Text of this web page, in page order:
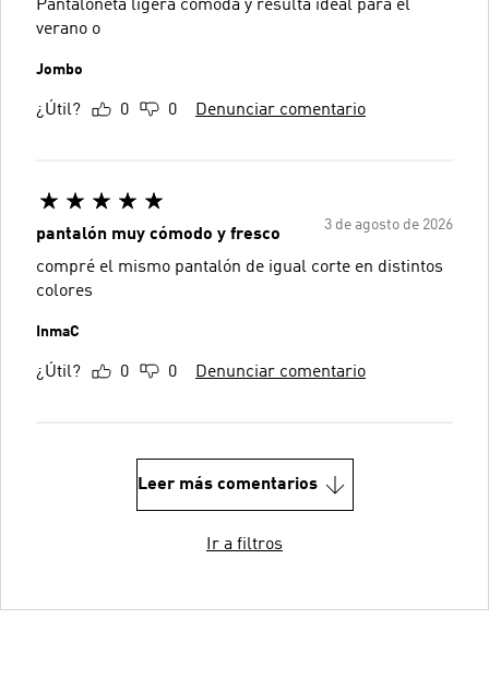
Pantaloneta ligera cómoda y resulta ideal para el
verano o
Jombo
¿Útil? 0 0 Denunciar comentario
3 de agosto de 2026
pantalón muy cómodo y fresco
compré el mismo pantalón de igual corte en distintos
colores
InmaC
¿Útil? 0 0 Denunciar comentario
Leer más comentarios
Ir a filtros